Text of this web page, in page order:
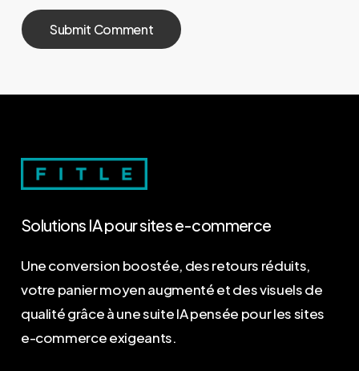
Solutions IApoursitese-commerce
Une conversion boostée, des retours réduits,
votre panier moyen augmenté et des visuels de
qualité grâce à une suite IA pensée pour les sites
e-commerce exigeants.